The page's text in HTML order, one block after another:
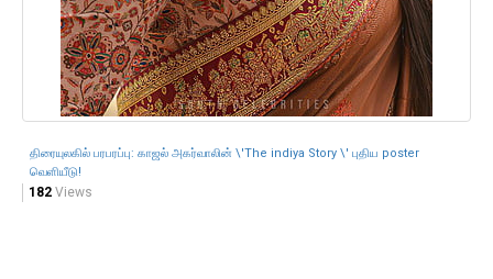
திரையுலகில் பரபரப்பு: காஜல் அகர்வாலின் \'The indiya Story \' புதிய poster
வெளியீடு!
182 Views